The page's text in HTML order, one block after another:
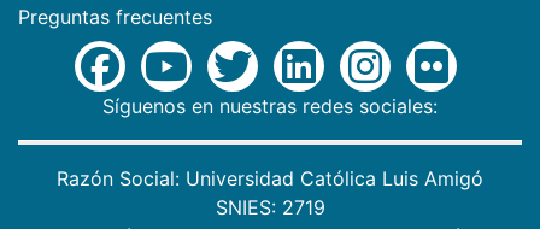
Preguntas frecuentes
Síguenos en nuestras redes sociales:
Razón Social: Universidad Católica Luis Amigó
SNIES: 2719